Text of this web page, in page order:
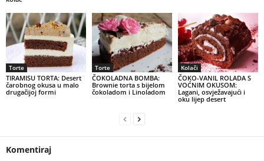
Torte
TIRAMISU TORTA: Desert
čarobnog okusa u malo
drugačijoj formi
Torte
ČOKOLADNA BOMBA:
Brownie torta s bijelom
čokoladom i Linoladom
Kolači
ČOKO-VANIL ROLADA S
VOĆNIM OKUSOM:
Lagani, osvježavajući i
oku lijep desert
Komentiraj